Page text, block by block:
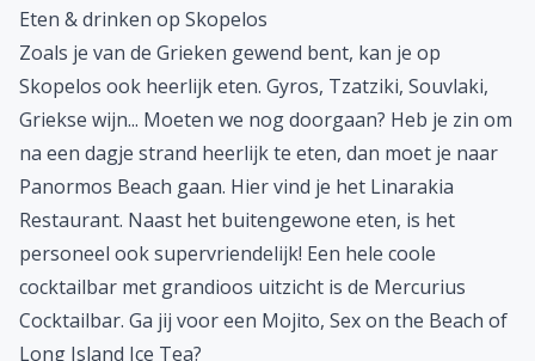
Eten & drinken op Skopelos
Zoals je van de Grieken gewend bent, kan je op
Skopelos ook heerlijk eten. Gyros, Tzatziki, Souvlaki,
Griekse wijn... Moeten we nog doorgaan? Heb je zin om
na een dagje strand heerlijk te eten, dan moet je naar
Panormos Beach gaan. Hier vind je het Linarakia
Restaurant. Naast het buitengewone eten, is het
personeel ook supervriendelijk! Een hele coole
cocktailbar met grandioos uitzicht is de Mercurius
Cocktailbar. Ga jij voor een Mojito, Sex on the Beach of
Long Island Ice Tea?